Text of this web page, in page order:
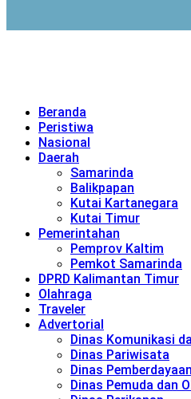
Beranda
Peristiwa
Nasional
Daerah
Samarinda
Balikpapan
Kutai Kartanegara
Kutai Timur
Pemerintahan
Pemprov Kaltim
Pemkot Samarinda
DPRD Kalimantan Timur
Olahraga
Traveler
Advertorial
Dinas Komunikasi
Dinas Pariwisata
Dinas
Dinas Pemuda dan